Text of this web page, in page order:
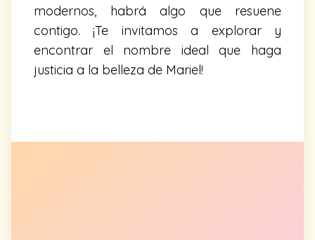
modernos, habrá algo que resuene
contigo. ¡Te invitamos a explorar y
encontrar el nombre ideal que haga
justicia a la belleza de Mariel!